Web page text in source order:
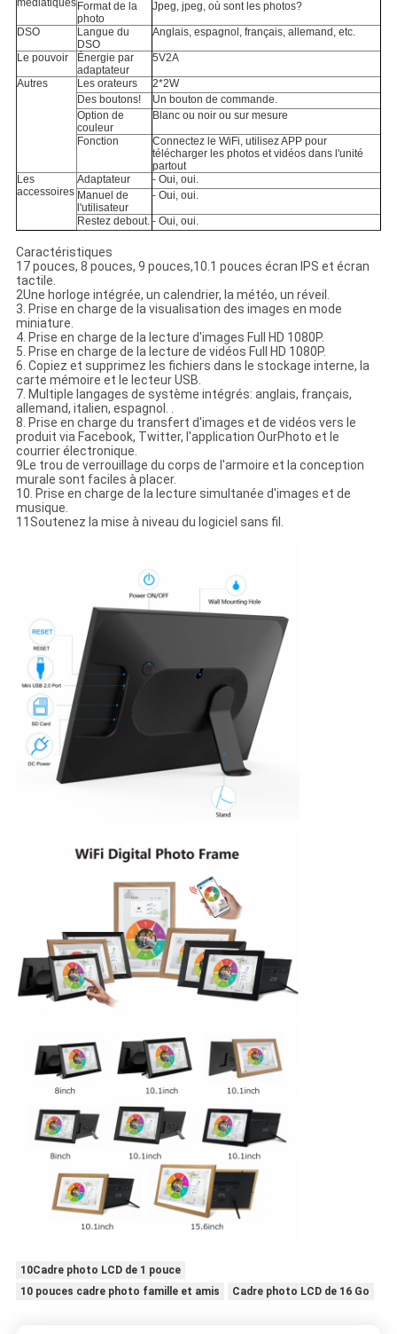
médiatiques Format de la
photo
Jpeg, jpeg, où sont les photos?
DSO
Langue du
DSO
Anglais, espagnol, français, allemand, etc.
Le pouvoir
Énergie par
adaptateur
5V2A
Autres Les orateurs
2*2W
Des boutons!
Un bouton de commande.
Option de
couleur
Blanc ou noir ou sur mesure
Fonction
Connectez le WiFi, utilisez APP pour
télécharger les photos et vidéos dans l'unité
partout
Les
accessoires
Adaptateur
- Oui, oui.
Manuel de
l'utilisateur
- Oui, oui.
Restez debout. - Oui, oui.
Caractéristiques
17 pouces, 8 pouces, 9 pouces,10.1 pouces écran IPS et écran
tactile.
2Une horloge intégrée, un calendrier, la météo, un réveil.
3. Prise en charge de la visualisation des images en mode
miniature.
4. Prise en charge de la lecture d'images Full HD 1080P.
5. Prise en charge de la lecture de vidéos Full HD 1080P.
6. Copiez et supprimez les fichiers dans le stockage interne, la
carte mémoire et le lecteur USB.
7. Multiple langages de système intégrés: anglais, français,
allemand, italien, espagnol. .
8. Prise en charge du transfert d'images et de vidéos vers le
produit via Facebook, Twitter, l'application OurPhoto et le
courrier électronique.
9Le trou de verrouillage du corps de l'armoire et la conception
murale sont faciles à placer.
10. Prise en charge de la lecture simultanée d'images et de
musique.
11Soutenez la mise à niveau du logiciel sans fil.
10Cadre photo LCD de 1 pouce
10 pouces cadre photo famille et amis
Cadre photo LCD de 16 Go